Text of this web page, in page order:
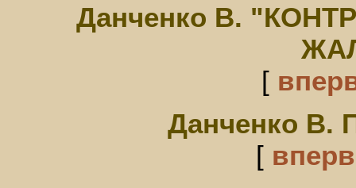
Данченко В.
[
Данченко
[